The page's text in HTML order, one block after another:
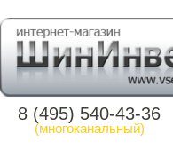
8 (495) 540-43-36
(многоканальный)